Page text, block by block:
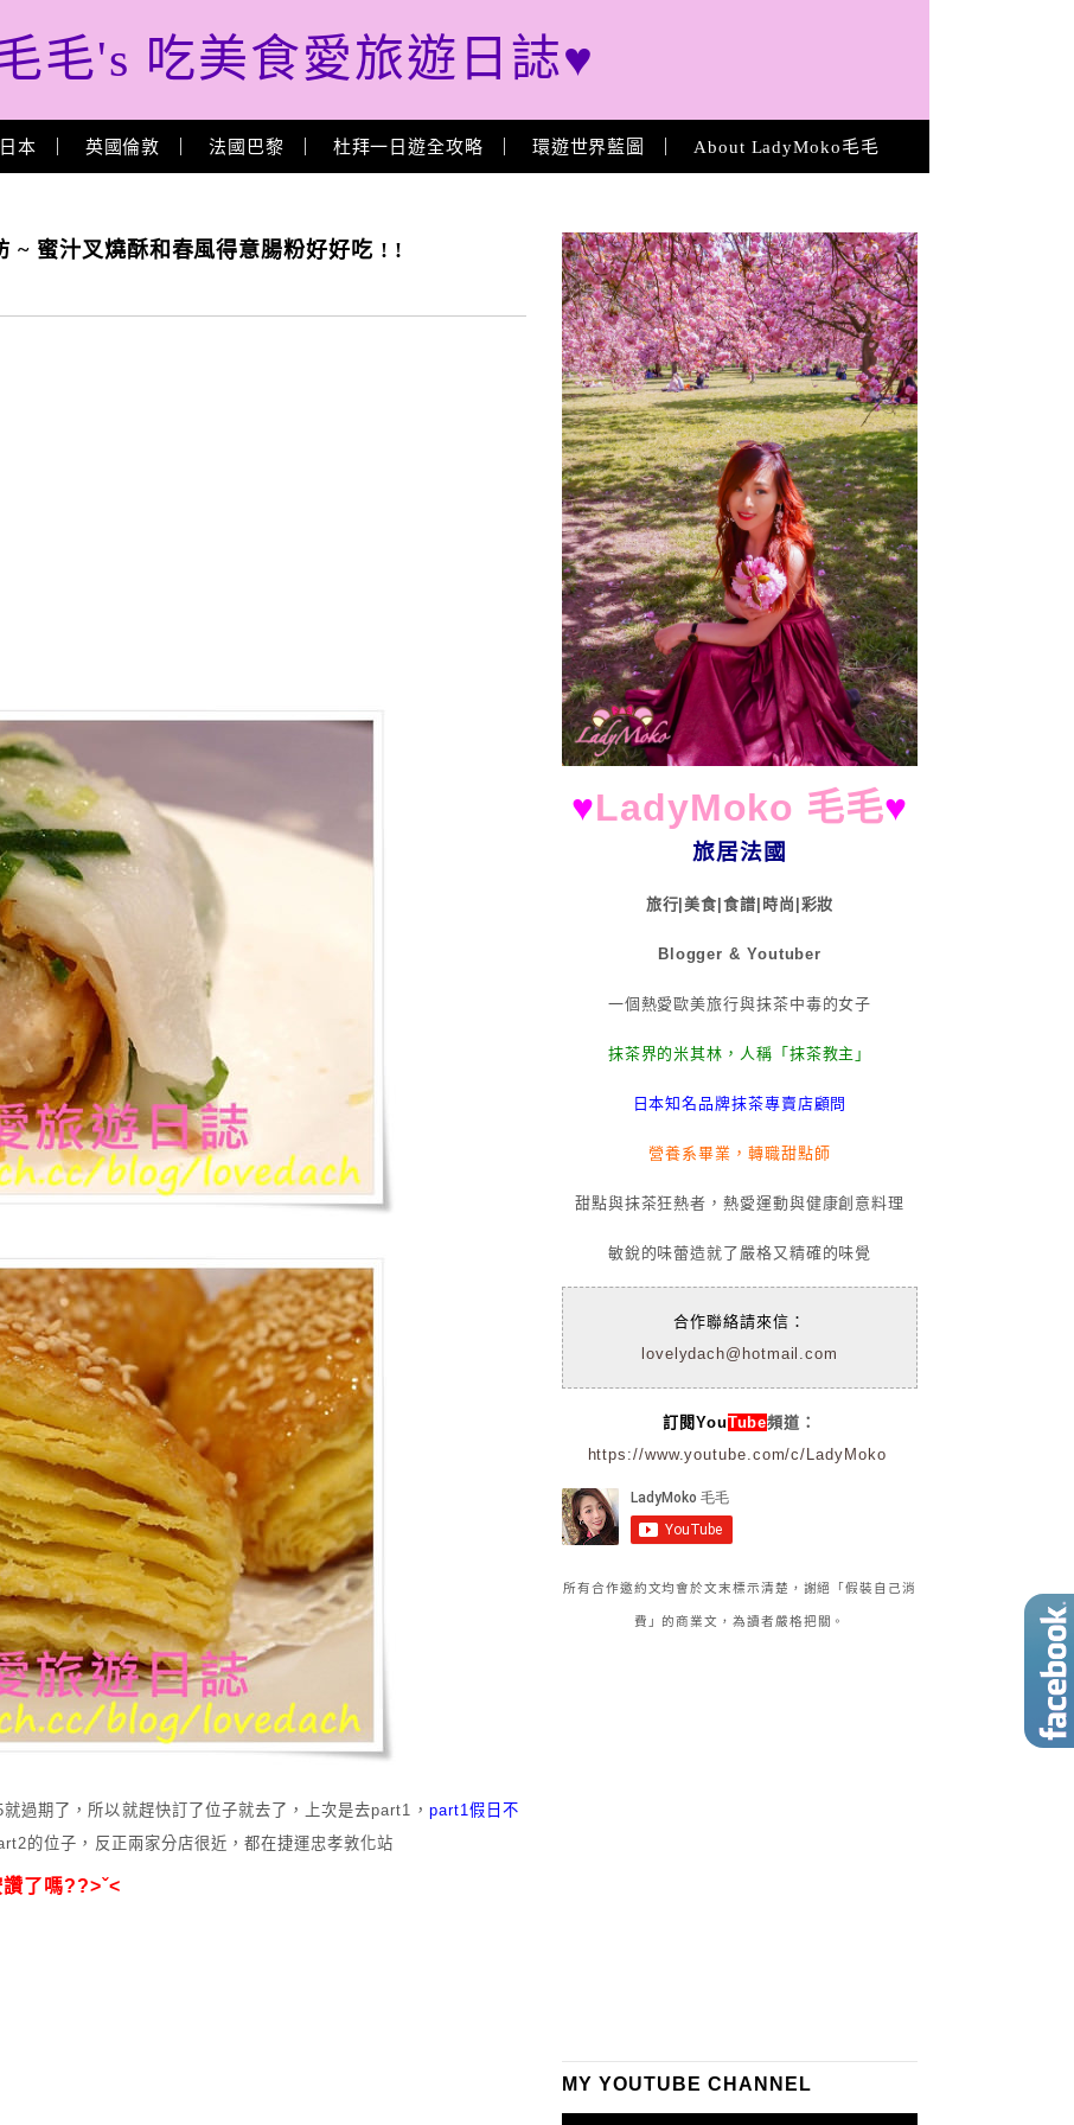
毛's 吃美食愛旅遊日誌♥
本 英國倫敦 法國巴黎 杜拜一日遊全攻略 環遊世界藍圖 About LadyMoko毛毛
~ 蜜汁叉燒酥和春風得意腸粉好好吃 ! !
過期了，所以就趕快訂了位子就去了，上次是去part1， part1假日不
的位子，反正兩家分店很近，都在捷運忠孝敦化站
了嗎??>ˇ<
About
♥LadyMoko 毛毛♥
旅居法國
旅行|美食|食譜|時尚|彩妝
Blogger & Youtuber
一個熱愛歐美旅行與抹茶中毒的女子
抹茶界的米其林，人稱「抹茶教主」
日本知名品牌抹茶專賣店顧問
營養系畢業，轉職甜點師
甜點與抹茶狂熱者，熱愛運動與健康創意料理
敏銳的味蕾造就了嚴格又精確的味覺
合作聯絡請來信：
lovelydach@hotmail.com
訂閱YouTube頻道：
https://www.youtube.com/c/LadyMoko
所有合作邀約文均會於文末標示清楚，謝絕「假裝自己消
費」的商業文，為讀者嚴格把關。
MY YOUTUBE CHANNEL